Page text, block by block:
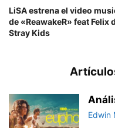
LiSA estrena el video
de «ReawakeR» feat Felix
Stray Kids
Edwin